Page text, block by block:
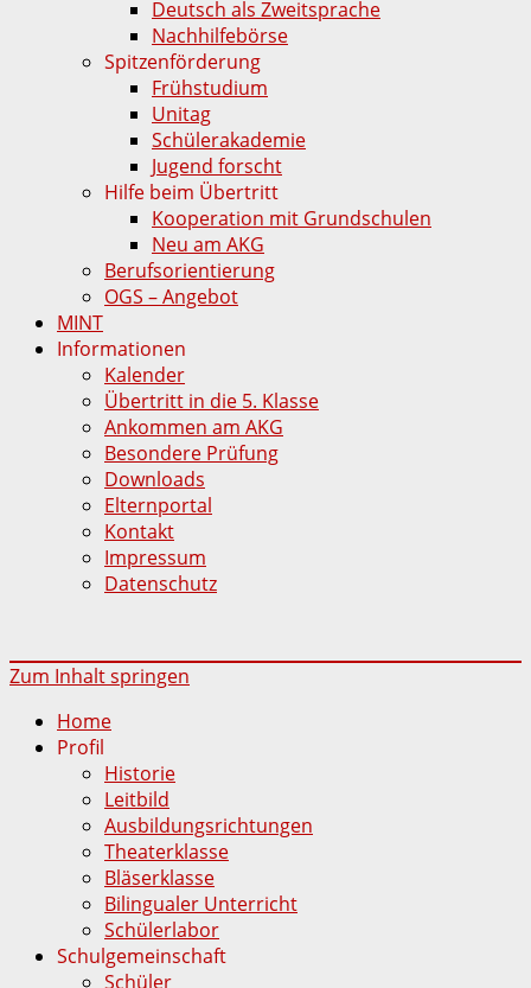
Deutsch als Zweitsprache
Nachhilfebörse
Spitzenförderung
Frühstudium
Unitag
Schülerakademie
Jugend forscht
Hilfe beim Übertritt
Kooperation mit Grundschulen
Neu am AKG
Berufsorientierung
OGS – Angebot
MINT
Informationen
Kalender
Übertritt in die 5. Klasse
Ankommen am AKG
Besondere Prüfung
Downloads
Elternportal
Kontakt
Impressum
Datenschutz
Zum Inhalt springen
Home
Profil
Historie
Leitbild
Ausbildungsrichtungen
Theaterklasse
Bläserklasse
Bilingualer Unterricht
Schülerlabor
Schulgemeinschaft
Schüler